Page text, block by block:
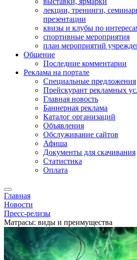
лекции, тренинги,
презентации
квизы и клубы по
спортивные мероприятия
план мероприятий
Общение
Последние комментарии
Реклама на портале
Специальные предложения
Прейскурант рекламных
Главная новость
Баннерная реклама
Каталог организаций
Объявления
Обслуживание сайтов
Афиша
Документы для скачивания
Статистика
Оплата
Главная
Новости
Пресс-релизы
Матрасы: виды и преимущества